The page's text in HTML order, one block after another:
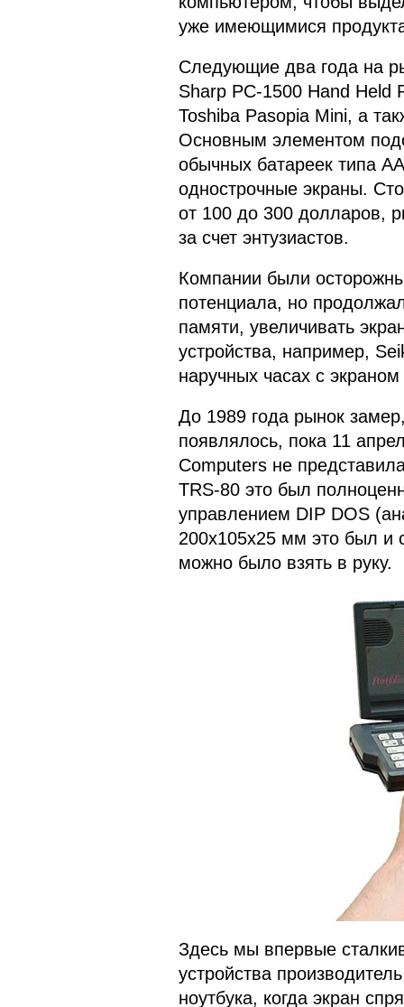
уже имеющимися
Следующие два года на
Sharp PC-1500 Hand Held
Toshiba Pasopia Mini, а
Основным элементом
обычных батареек типа
однострочные экраны.
от 100 до 300 долларов,
за счет энтузиастов.
Компании были
потенциала, но
памяти, увеличивать
устройства, например,
наручных часах с
До 1989 года рынок
появлялось, пока 11
Computers не
TRS-80 это был
управлением DIP DOS
200х105х25 мм это был и
можно было взять в руку.
Здесь мы впервые
устройства
ноутбука, когда экран